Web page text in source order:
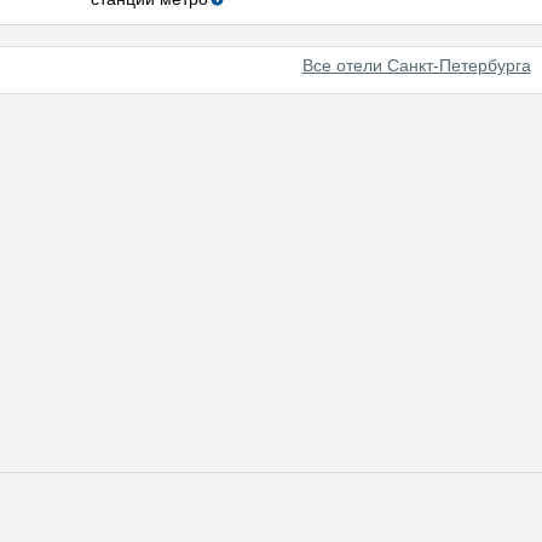
Все отели Санкт-Петербурга